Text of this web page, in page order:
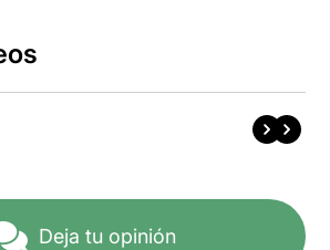
Deja tu opinión